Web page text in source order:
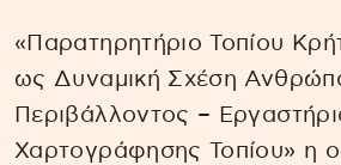
«Παρατηρητήριο Τοπίου
ως Δυναμική Σχέση
Περιβάλλοντος –
Χαρτογράφησης Τοπίου» η